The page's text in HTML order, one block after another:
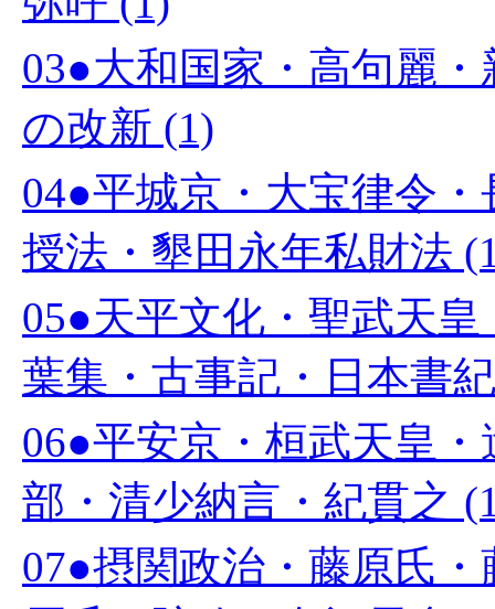
03●大和国家・高句麗
の改新 (1)
04●平城京・大宝律令
授法・墾田永年私財法
05●天平文化・聖武天
葉集・古事記・日本書
06●平安京・桓武天皇
部・清少納言・紀貫之
07●摂関政治・藤原氏